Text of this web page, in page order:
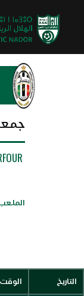
التاريخ الوقت